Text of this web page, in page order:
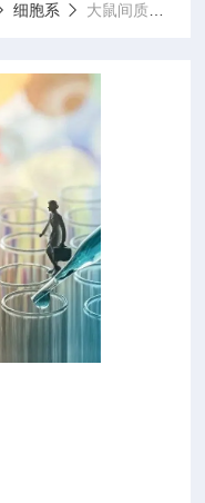
细胞系 大鼠间质干细胞大鼠间质干细胞